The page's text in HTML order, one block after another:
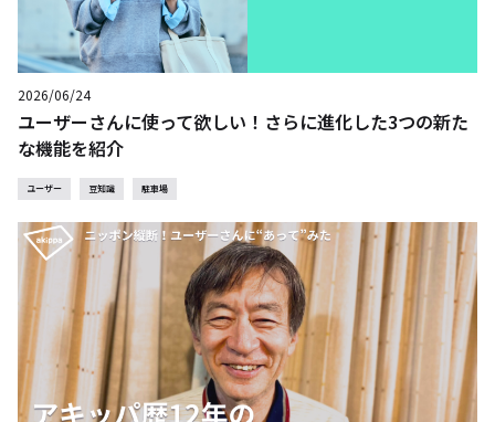
2026/06/24
ユーザーさんに使って欲しい！さらに進化した3つの新た
な機能を紹介
ユーザー 豆知識 駐車場